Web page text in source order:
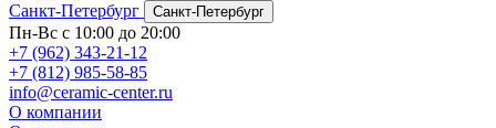
Санкт-Петербург
Санкт-Петербург
Пн-Вс с 10:00 до 20:00
+7 (962) 343-21-12
+7 (812) 985-58-85
info@ceramic-center.ru
О компании